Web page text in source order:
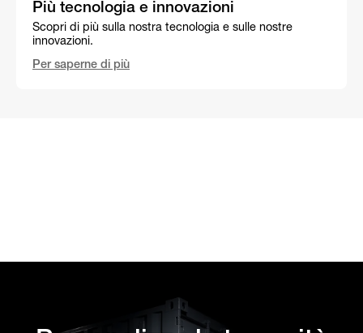
Più tecnologia e innovazioni
Scopri di più sulla nostra tecnologia e sulle nostre
innovazioni.
Per saperne di più